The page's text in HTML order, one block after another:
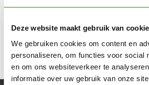
Deze website maakt gebruik van
We gebruiken cookies om content en
personaliseren, om functies voor social
en om ons websiteverkeer te
informatie over uw gebruik van onze
Javier González (Arsies) is een erkende
schrijver van Arsies Toolbox en runt